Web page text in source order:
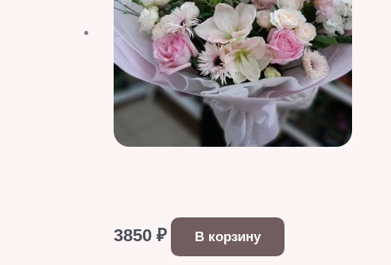
3850 ₽ В корзину